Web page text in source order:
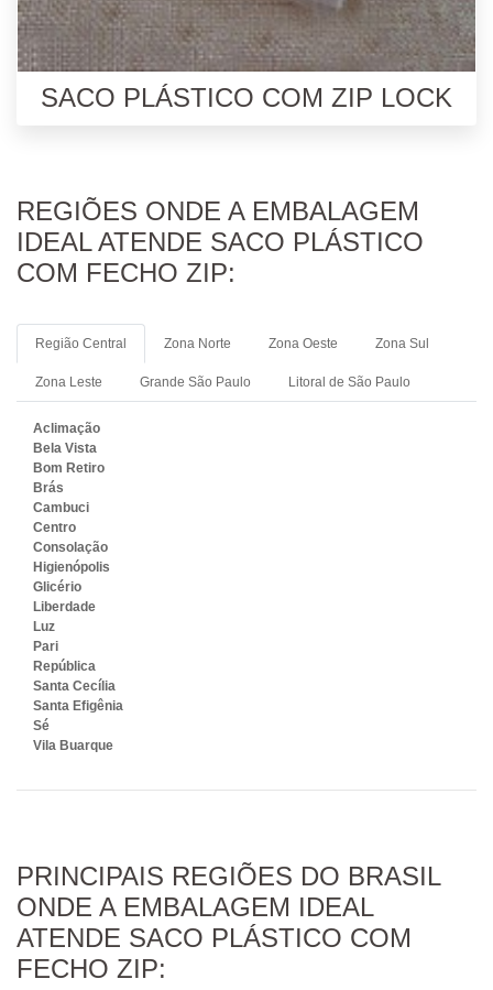
SACO PLÁSTICO COM ZIP LOCK
REGIÕES ONDE A EMBALAGEM
IDEAL ATENDE SACO PLÁSTICO
COM FECHO ZIP:
Região Central Zona Norte Zona Oeste Zona Sul
Zona Leste Grande São Paulo Litoral de São Paulo
Aclimação
Bela Vista
Bom Retiro
Brás
Cambuci
Centro
Consolação
Higienópolis
Glicério
Liberdade
Luz
Pari
República
Santa Cecília
Santa Efigênia
Sé
Vila Buarque
PRINCIPAIS REGIÕES DO BRASIL
ONDE A EMBALAGEM IDEAL
ATENDE SACO PLÁSTICO COM
FECHO ZIP: